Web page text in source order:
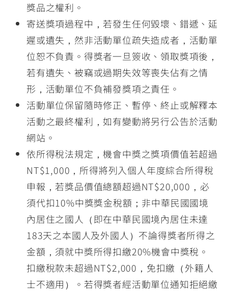
獎品之權利。
寄送獎項過程中，若發生任何毀壞、錯遞、延
遲或遺失，然非活動單位疏失造成者，活動單
位恕不負責。得獎者一旦簽收、領取獎項後，
若有遺失、被竊或過期失效等喪失佔有之情
形，活動單位不負補發獎項之責任。
活動單位保留隨時修正、暫停、終止或解釋本
活動之最終權利，如有變動將另行公告於活動
網站。
依所得稅法規定，機會中獎之獎項價值若超過
NT$1,000，所得將列入個人年度綜合所得稅
申報，若獎品價值總額超過NT$20,000，必
須代扣10%中獎獎金稅額；非中華民國國境
內居住之國人（即在中華民國境內居住未達
183天之本國人及外國人）不論得獎者所得之
金額，須就中獎所得扣繳20%機會中獎稅。
扣繳稅款未超過NT$2,000，免扣繳（外籍人
士不適用）。若得獎者經活動單位通知拒絕繳